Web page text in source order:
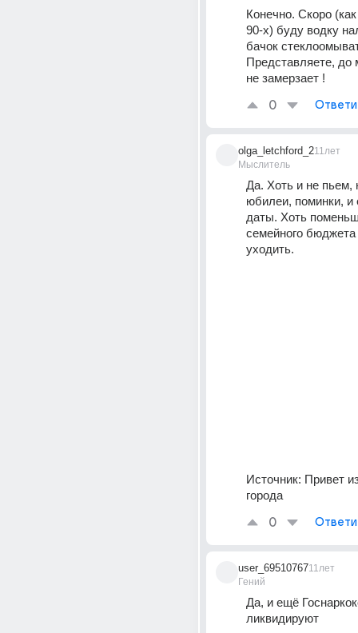
Конечно. Скоро
90-х) буду водку
бачок
Представляете, до
не замерзает !
0
olga_letchford_2
Мыслитель
11лет
Да. Хоть и не пьем,
юбилеи, поминки, и
даты. Хоть
семейного
уходить.
Источник: Привет
города
0
user_69510767
Гений
11лет
Да, и ещё
ликвидируют